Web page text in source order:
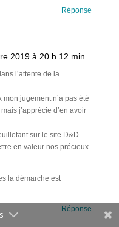
Réponse
2019 à 20 h 12 min
l’attente de la
jugement n’a pas été
j’apprécie d’en avoir
sur le site D&D
en valeur nos précieux
la démarche est
Réponse